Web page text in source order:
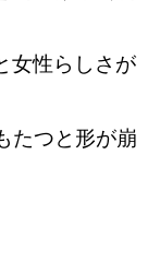
女性らしさが
たつと形が崩